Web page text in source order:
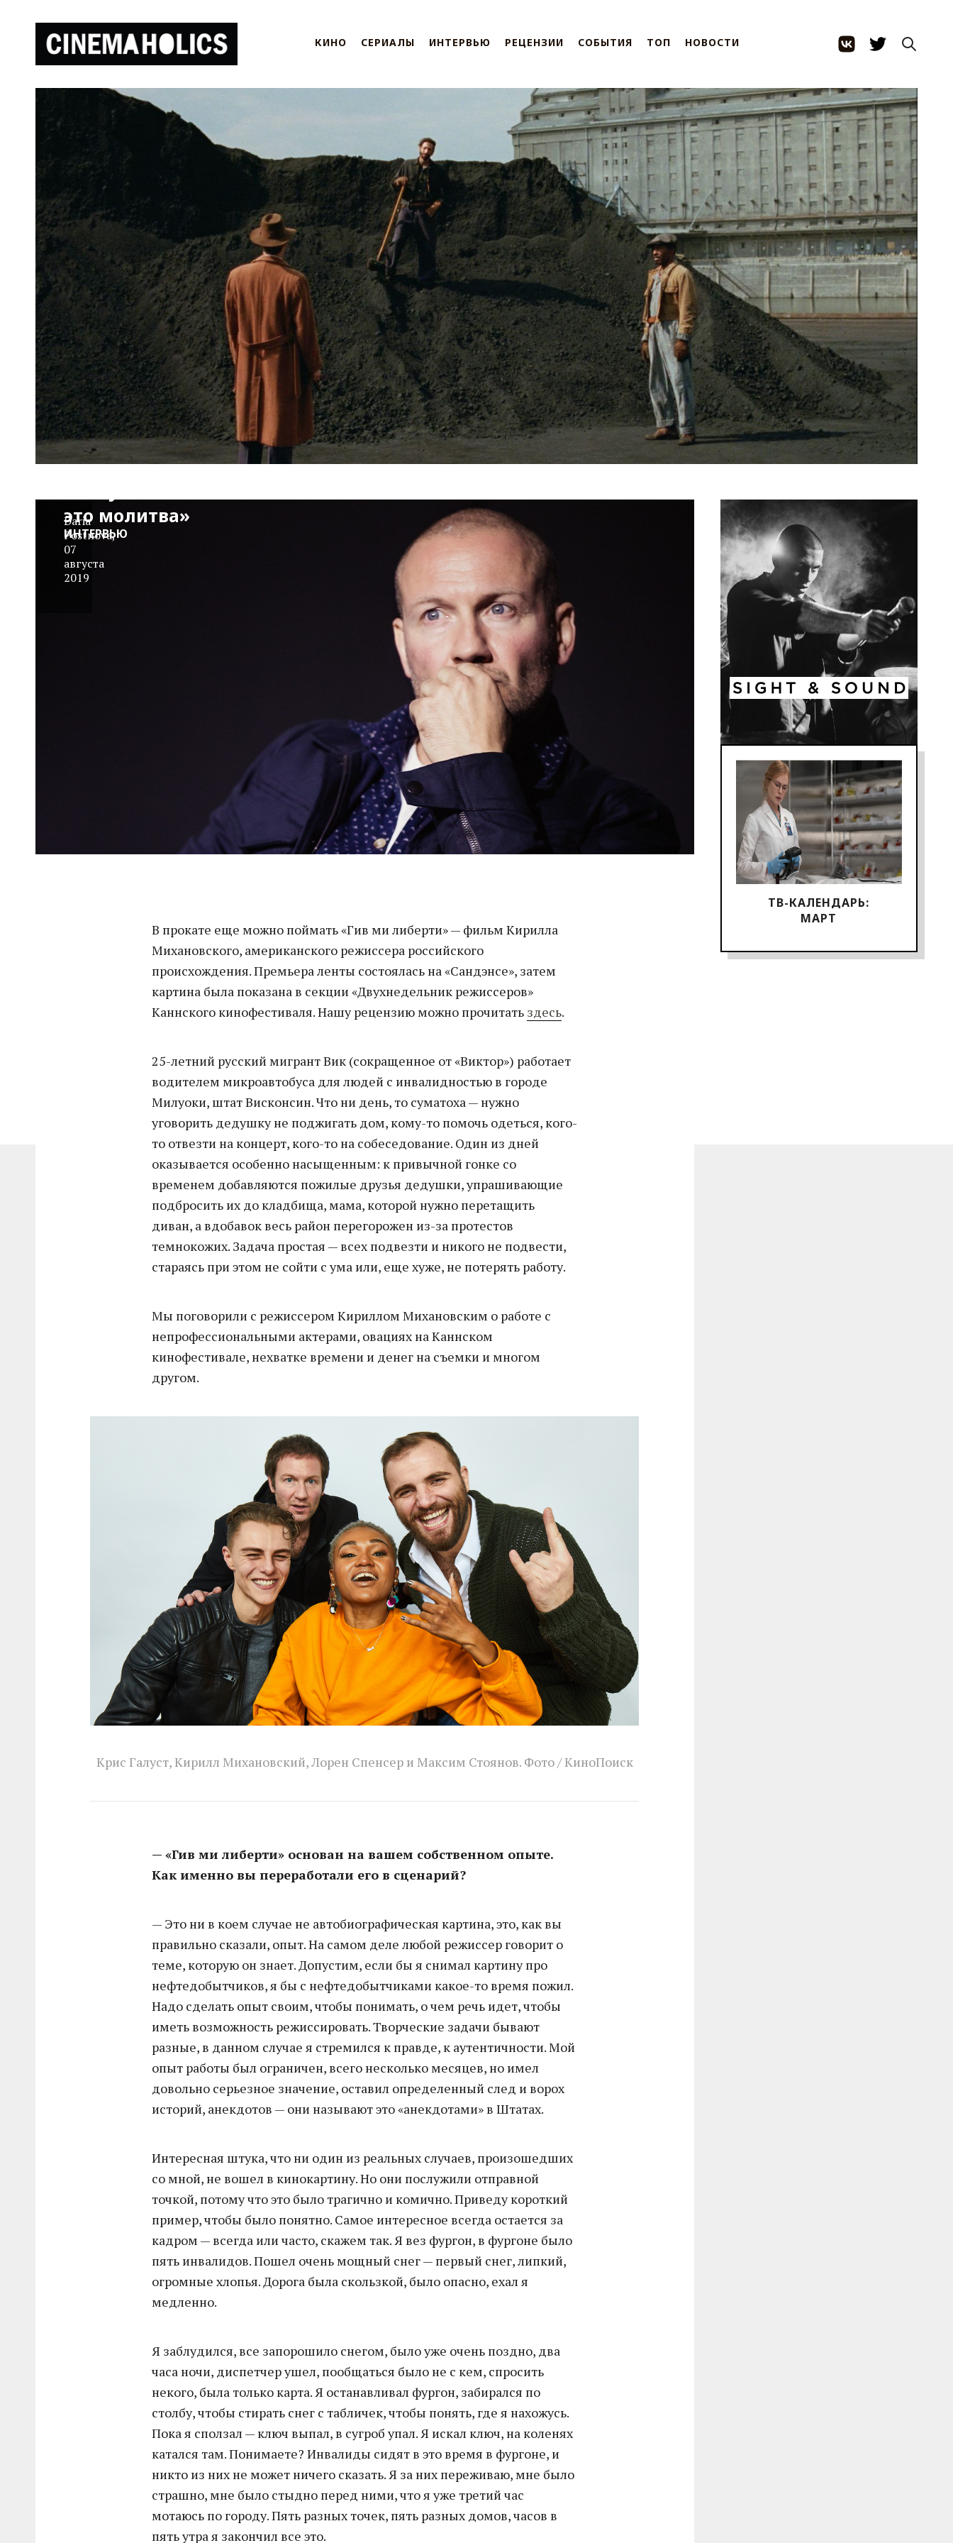
КИНО СЕРИАЛЫ ИНТЕРВЬЮ РЕЦЕНЗИИ СОБЫТИЯ ТОП НОВОСТИ
ТВ-КАЛЕНДАРЬ:
МАРТ
Режиссер
«Гив ми
либерти»
Кирилл
Михановский:
это молитва»
Daria
Postnova,
07
августа
2019
ИНТЕРВЬЮ
В прокате еще можно поймать «Гив ми либерти» — фильм Кирилла
Михановского, американского режиссера российского
происхождения. Премьера ленты состоялась на «Сандэнсе», затем
картина была показана в секции «Двухнедельник режиссеров»
Каннского кинофестиваля. Нашу рецензию можно прочитать здесь.
25-летний русский мигрант Вик (сокращенное от «Виктор») работает
водителем микроавтобуса для людей с инвалидностью в городе
Милуоки, штат Висконсин. Что ни день, то суматоха — нужно
уговорить дедушку не поджигать дом, кому-то помочь одеться, кого-
то отвезти на концерт, кого-то на собеседование. Один из дней
оказывается особенно насыщенным: к привычной гонке со
временем добавляются пожилые друзья дедушки, упрашивающие
подбросить их до кладбища, мама, которой нужно перетащить
диван, а вдобавок весь район перегорожен из-за протестов
темнокожих. Задача простая — всех подвезти и никого не подвести,
стараясь при этом не сойти с ума или, еще хуже, не потерять работу.
Мы поговорили с режиссером Кириллом Михановским о работе с
непрофессиональными актерами, овациях на Каннском
кинофестивале, нехватке времени и денег на съемки и многом
другом.
Крис Галуст, Кирилл Михановский, Лорен Спенсер и Максим Стоянов. Фото / КиноПоиск
— «Гив ми либерти» основан на вашем собственном опыте.
Как именно вы переработали его в сценарий?
— Это ни в коем случае не автобиографическая картина, это, как вы
правильно сказали, опыт. На самом деле любой режиссер говорит о
теме, которую он знает. Допустим, если бы я снимал картину про
нефтедобытчиков, я бы с нефтедобытчиками какое-то время пожил.
Надо сделать опыт своим, чтобы понимать, о чем речь идет, чтобы
иметь возможность режиссировать. Творческие задачи бывают
разные, в данном случае я стремился к правде, к аутентичности. Мой
опыт работы был ограничен, всего несколько месяцев, но имел
довольно серьезное значение, оставил определенный след и ворох
историй, анекдотов — они называют это «анекдотами» в Штатах.
Интересная штука, что ни один из реальных случаев, произошедших
со мной, не вошел в кинокартину. Но они послужили отправной
точкой, потому что это было трагично и комично. Приведу короткий
пример, чтобы было понятно. Самое интересное всегда остается за
кадром — всегда или часто, скажем так. Я вез фургон, в фургоне было
пять инвалидов. Пошел очень мощный снег — первый снег, липкий,
огромные хлопья. Дорога была скользкой, было опасно, ехал я
медленно.
Я заблудился, все запорошило снегом, было уже очень поздно, два
часа ночи, диспетчер ушел, пообщаться было не с кем, спросить
некого, была только карта. Я останавливал фургон, забирался по
столбу, чтобы стирать снег с табличек, чтобы понять, где я нахожусь.
Пока я сползал — ключ выпал, в сугроб упал. Я искал ключ, на коленях
катался там. Понимаете? Инвалиды сидят в это время в фургоне, и
никто из них не может ничего сказать. Я за них переживаю, мне было
страшно, мне было стыдно перед ними, что я уже третий час
мотаюсь по городу. Пять разных точек, пять разных домов, часов в
пять утра я закончил все это.